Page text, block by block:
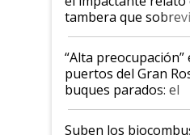
tambera que
tornado
“Alta preocupación”
puertos del Gran
buques parados: el
funcionamiento de
exportadoras en
Suben los